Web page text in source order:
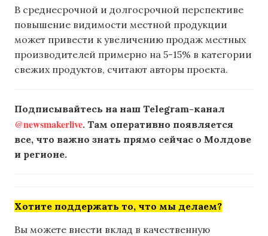
В среднесрочной и долгосрочной перспективе
повышение видимости местной продукции
может привести к увеличению продаж местных
производителей примерно на 5-15% в категории
свежих продуктов, считают авторы проекта.
Подписывайтесь на наш Telegram-канал
@newsmakerlive. Там оперативно появляется
все, что важно знать прямо сейчас о Молдове
и регионе.
Хотите поддержать то, что мы делаем?
Вы можете внести вклад в качественную